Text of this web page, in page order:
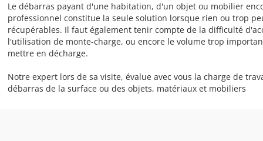
Le débarras payant d'une habitation, d'un objet ou mobilier
professionnel constitue la seule solution lorsque rien ou trop
récupérables. Il faut également tenir compte de la difficulté
l'utilisation de monte-charge, ou encore le volume trop
mettre en décharge.
Notre expert lors de sa visite, évalue avec vous la charge de
débarras de la surface ou des objets, matériaux et mobiliers